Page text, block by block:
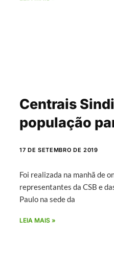
Centrais
população
17 DE SETEMBRO DE 2019
Foi realizada na manhã de
representantes da CSB e
Paulo na sede da
LEIA MAIS »